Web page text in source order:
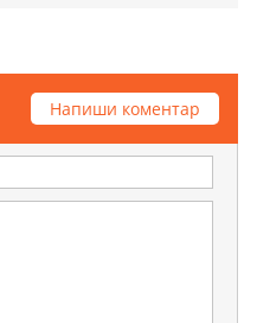
Напиши коментар